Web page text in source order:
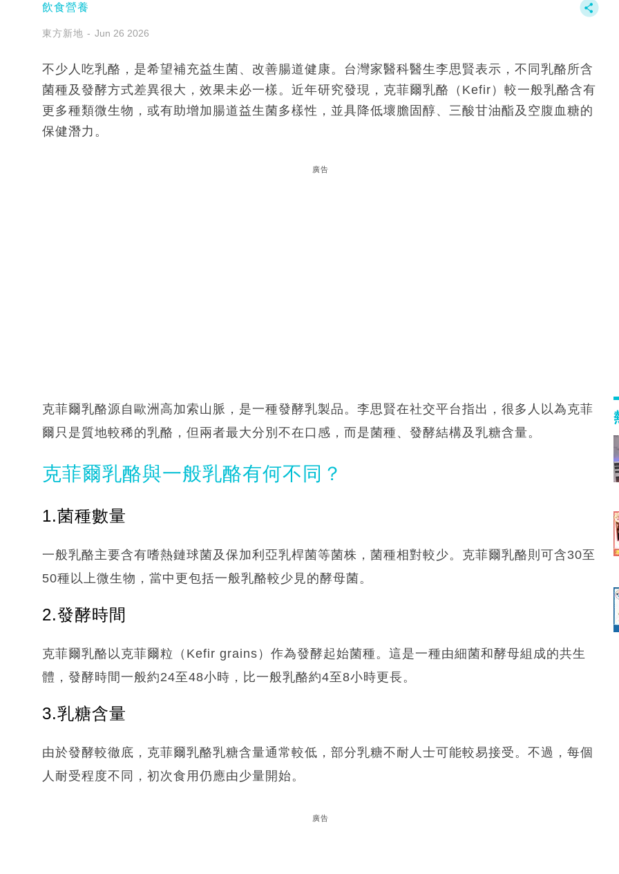
飲食營養
東方新地 Jun 26 2026
不少人吃乳酪，是希望補充益生菌、改善腸道健康。台灣家醫科醫生李思賢表示，不同乳酪所含
菌種及發酵方式差異很大，效果未必一樣。近年研究發現，克菲爾乳酪（Kefir）較一般乳酪含有
更多種類微生物，或有助增加腸道益生菌多樣性，並具降低壞膽固醇、三酸甘油酯及空腹血糖的
保健潛力。
廣告
克菲爾乳酪源自歐洲高加索山脈，是一種發酵乳製品。李思賢在社交平台指出，很多人以為克菲
爾只是質地較稀的乳酪，但兩者最大分別不在口感，而是菌種、發酵結構及乳糖含量。
克菲爾乳酪與一般乳酪有何不同？
1.菌種數量
一般乳酪主要含有嗜熱鏈球菌及保加利亞乳桿菌等菌株，菌種相對較少。克菲爾乳酪則可含30至
50種以上微生物，當中更包括一般乳酪較少見的酵母菌。
2.發酵時間
克菲爾乳酪以克菲爾粒（Kefir grains）作為發酵起始菌種。這是一種由細菌和酵母組成的共生
體，發酵時間一般約24至48小時，比一般乳酪約4至8小時更長。
3.乳糖含量
由於發酵較徹底，克菲爾乳酪乳糖含量通常較低，部分乳糖不耐人士可能較易接受。不過，每個
人耐受程度不同，初次食用仍應由少量開始。
廣告